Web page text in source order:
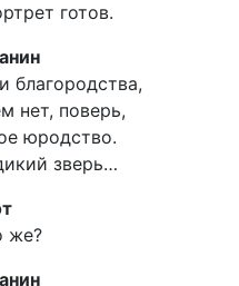
готов.
благородства,
нет, поверь,
юродство.
зверь…
же?